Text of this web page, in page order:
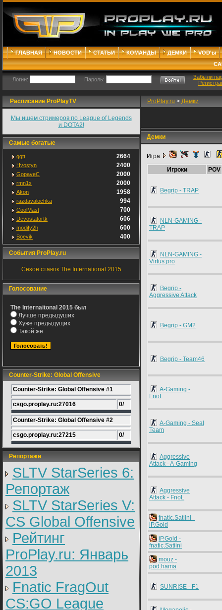
ГЛАВНАЯ НОВОСТИ СТАТЬИ КОМАНДЫ ДЕМКИ
VOD'ы
Логин: Пароль:
Забыли
Расписание ProPlayTV
Мы ищем стримеров по League of Legends
и DOTA2!
Самые богатые
ggtt 2664
Hvostyn 2400
GopaveC 2000
rmn1x 2000
Akon 1958
razdavalochka 994
CoolMast 700
Devostatortk 606
modify2h 600
Boevik 400
События ProPlay.ru
Сезон ставок The International 2015
Голосование
The Internaitonal 2015 был
Лучше предыдуших
Хуже предыдущих
Такой же
Counter-Strike: Global Offensive
Counter-Strike: Global Offensive #1
csgo.proplay.ru:27016 0/
Counter-Strike: Global Offensive #2
csgo.proplay.ru:27215 0/
Репортажи
SLTV StarSeries 6:
Репортаж
SLTV StarSeries V:
CS Global Offensive
Рейтинг
ProPlay.ru: Январь
2013
Fnatic FragOut
CS:GO League
ProPlay.ru > Демки
Демки
Игра:
Игроки
POV
Begrip - TRAP
NLN-GAMING -
TRAP
NLN-GAMING -
Virtus.pro
Begrip -
Aggressive Attack
Begrip - GM2
Begrip - Team46
A-Gaming -
FnoL
A-Gaming - Seal
Team
Aggressive
Attack - A-Gaming
Aggressive
Attack - FnoL
fnatic.Satiini -
iP.Gold
iP.Gold -
fnatic.Satiini
mouz -
pod.hama
SUNRISE - F1